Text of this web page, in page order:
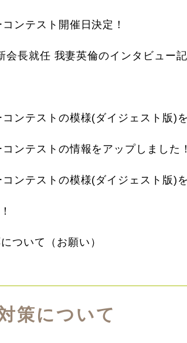
ンテスト開催日決定！
ンテストの情報をアップしました！
ついて（お願い）
策について